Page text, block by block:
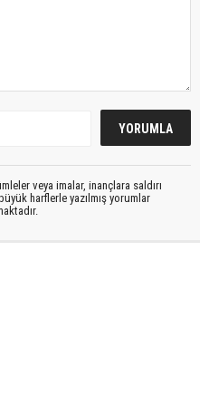
veya imalar, inançlara saldırı
harflerle yazılmış yorumlar